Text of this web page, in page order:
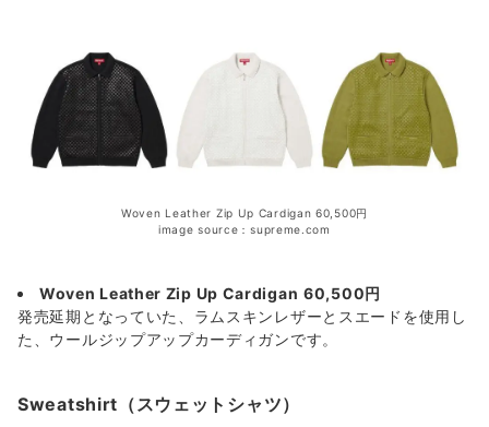
Woven Leather Zip Up Cardigan 60,500円
image source：supreme.com
Woven Leather Zip Up Cardigan 60,500円
発売延期となっていた、ラムスキンレザーとスエードを使用し
た、ウールジップアップカーディガンです。
Sweatshirt（スウェットシャツ）